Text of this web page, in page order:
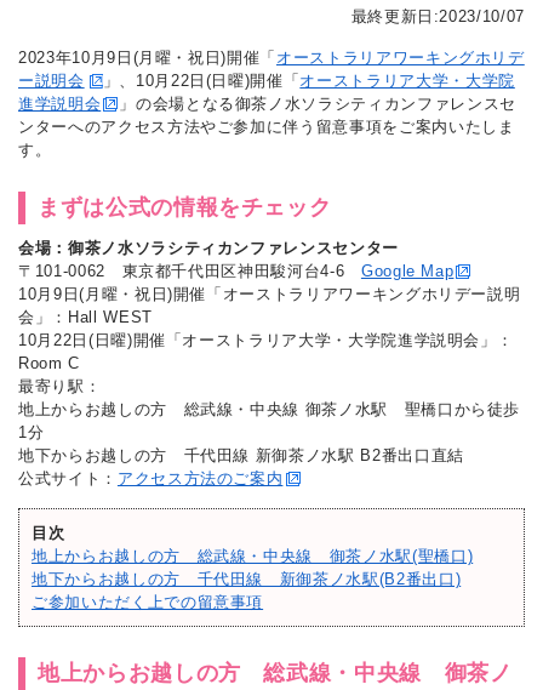
最終更新日:2023/10/07
2023年10月9日(月曜・祝日)開催「 オーストラリアワーキングホリデ
ー説明会
」、10月22日(日曜)開催「 オーストラリア大学・大学院
進学説明会
」の会場となる御茶ノ水ソラシティカンファレンスセ
ンターへのアクセス方法やご参加に伴う留意事項をご案内いたしま
す。
まずは公式の情報をチェック
会場：御茶ノ水ソラシティカンファレンスセンター
〒101-0062 東京都千代田区神田駿河台4-6 Google Map
10月9日(月曜・祝日)開催「オーストラリアワーキングホリデー説明
会」：Hall WEST
10月22日(日曜)開催「オーストラリア大学・大学院進学説明会」：
Room C
最寄り駅：
地上からお越しの方 総武線・中央線 御茶ノ水駅 聖橋口から徒歩
1分
地下からお越しの方 千代田線 新御茶ノ水駅 B2番出口直結
公式サイト： アクセス方法のご案内
目次
地上からお越しの方 総武線・中央線 御茶ノ水駅(聖橋口)
地下からお越しの方 千代田線 新御茶ノ水駅(B2番出口)
ご参加いただく上での留意事項
地上からお越しの方 総武線・中央線 御茶ノ